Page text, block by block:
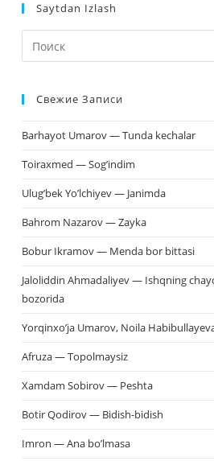
Saytdan Izlash
Свежие Записи
Barhayot Umarov — Tunda kechalar
Toiraxmed — Sog’indim
Ulug’bek Yo’lchiyev — Janimda
Bahrom Nazarov — Zayka
Bobur Ikramov — Menda bor bittasi
Jaloliddin Ahmadaliyev — Ishqning
bozorida
Yorqinxo’ja Umarov, Noila
Afruza — Topolmaysiz
Xamdam Sobirov — Peshta
Botir Qodirov — Bidish-bidish
Imron — Ana bo’lmasa